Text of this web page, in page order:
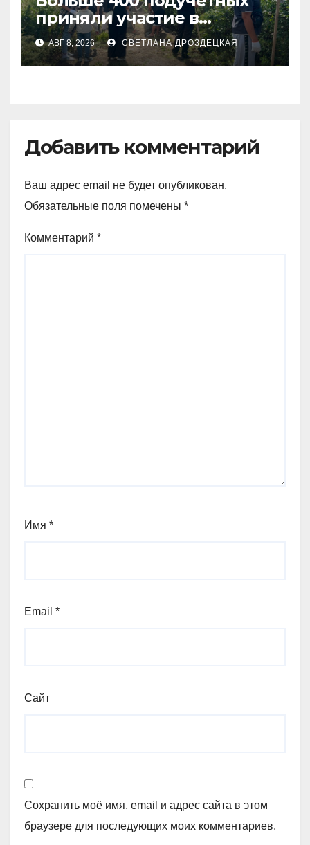
приняли участие в
экоакции в СКО
АВГ 8, 2026 СВЕТЛАНА ДРОЗДЕЦКАЯ
Добавить комментарий
Ваш адрес email не будет опубликован.
Обязательные поля помечены *
Комментарий *
Имя *
Email *
Сайт
Сохранить моё имя, email и адрес сайта в этом
браузере для последующих моих комментариев.